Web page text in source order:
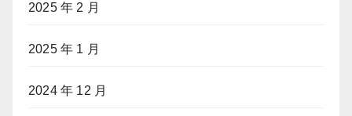
2025 年 2 月
2025 年 1 月
2024 年 12 月